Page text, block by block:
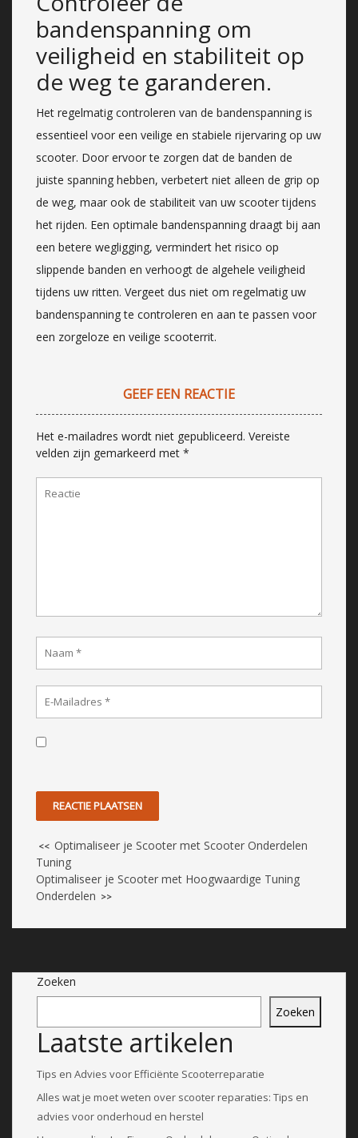
bandenspanning om
veiligheid en stabiliteit op
de weg te garanderen.
Het regelmatig controleren van de bandenspanning is
essentieel voor een veilige en stabiele rijervaring op uw
scooter. Door ervoor te zorgen dat de banden de
juiste spanning hebben, verbetert niet alleen de grip op
de weg, maar ook de stabiliteit van uw scooter tijdens
het rijden. Een optimale bandenspanning draagt bij aan
een betere wegligging, vermindert het risico op
slippende banden en verhoogt de algehele veiligheid
tijdens uw ritten. Vergeet dus niet om regelmatig uw
bandenspanning te controleren en aan te passen voor
een zorgeloze en veilige scooterrit.
GEEF EEN REACTIE
Het e-mailadres wordt niet gepubliceerd. Vereiste
velden zijn gemarkeerd met *
<< Optimaliseer je Scooter met Scooter Onderdelen
Tuning
Optimaliseer je Scooter met Hoogwaardige Tuning
Onderdelen >>
Zoeken
Zoeken
Laatste artikelen
Tips en Advies voor Efficiënte Scooterreparatie
Alles wat je moet weten over scooter reparaties: Tips en
advies voor onderhoud en herstel